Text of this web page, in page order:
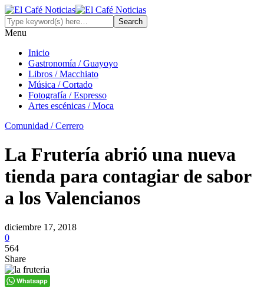
Menu
Inicio
Gastronomía / Guayoyo
Libros / Macchiato
Música / Cortado
Fotografía / Espresso
Artes escénicas / Moca
Comunidad / Cerrero
La Frutería abrió una nueva
tienda para contagiar de sabor
a los Valencianos
diciembre 17, 2018
0
564
Share
Whatsapp